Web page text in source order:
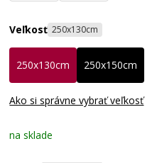
Veľkosť 250x130cm
250x130cm 250x150cm
Ako si správne vybrať veľkosť
na sklade